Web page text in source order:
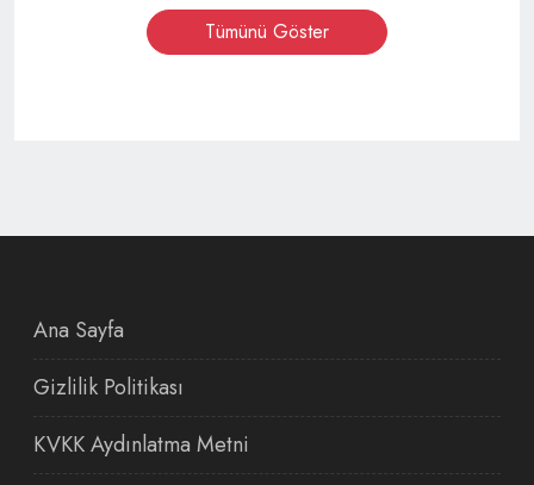
Tümünü Göster
Ana Sayfa
Gizlilik Politikası
KVKK Aydınlatma Metni